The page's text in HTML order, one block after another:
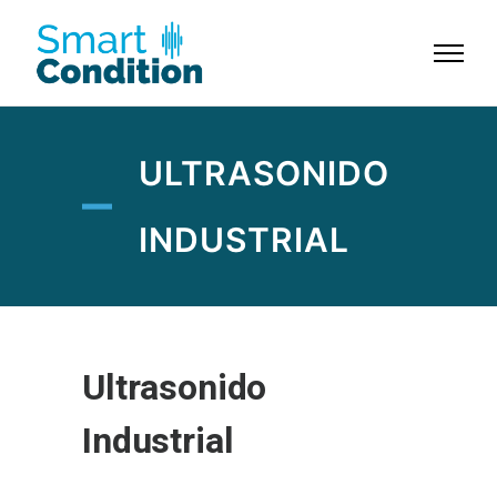
ULTRASONIDO
INDUSTRIAL
Ultrasonido
Industrial